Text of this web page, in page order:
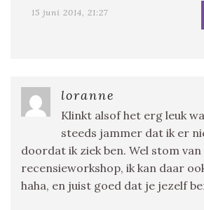
15 juni 2014, 21:27
loranne
Klinkt alsof het erg leuk
steeds jammer dat ik er
doordat ik ziek ben. Wel stom van
recensieworkshop, ik kan daar
haha, en juist goed dat je jezelf